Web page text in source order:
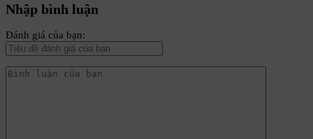
Nhập bình luận
Đánh giá của bạn: